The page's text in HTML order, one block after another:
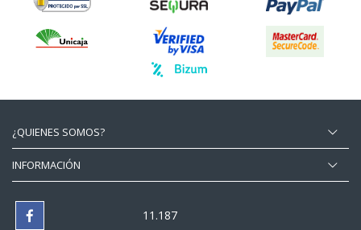
¿QUIENES SOMOS?
INFORMACIÓN
11.187